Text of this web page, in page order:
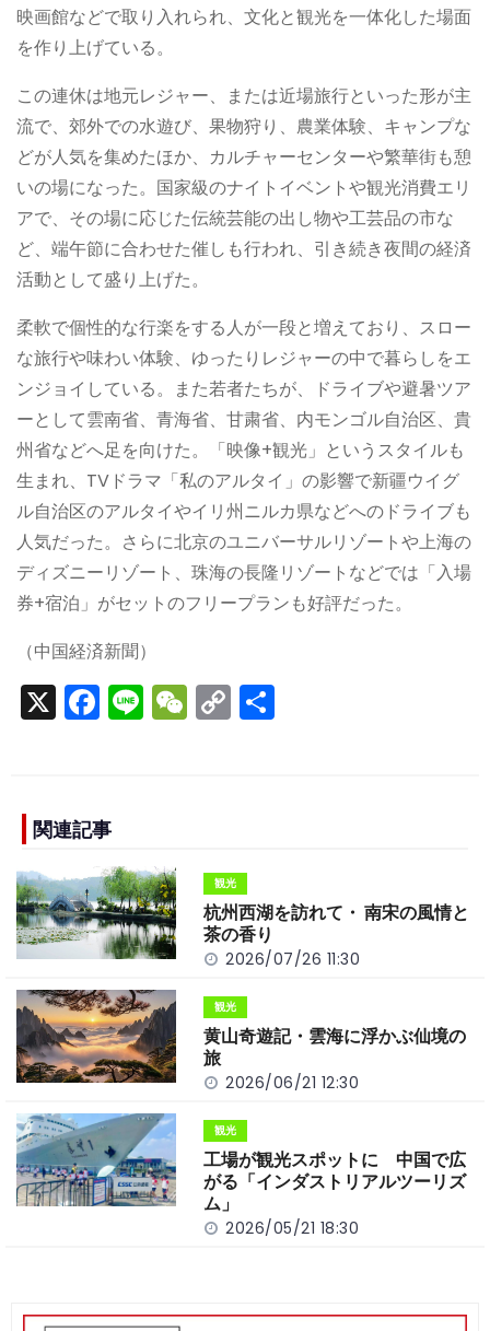
映画館などで取り入れられ、文化と観光を一体化した場面
を作り上げている。
この連休は地元レジャー、または近場旅行といった形が主
流で、郊外での水遊び、果物狩り、農業体験、キャンプな
どが人気を集めたほか、カルチャーセンターや繁華街も憩
いの場になった。国家級のナイトイベントや観光消費エリ
アで、その場に応じた伝統芸能の出し物や工芸品の市な
ど、端午節に合わせた催しも行われ、引き続き夜間の経済
活動として盛り上げた。
柔軟で個性的な行楽をする人が一段と増えており、スロー
な旅行や味わい体験、ゆったりレジャーの中で暮らしをエ
ンジョイしている。また若者たちが、ドライブや避暑ツア
ーとして雲南省、青海省、甘粛省、内モンゴル自治区、貴
州省などへ足を向けた。「映像+観光」というスタイルも
生まれ、TVドラマ「私のアルタイ」の影響で新疆ウイグ
ル自治区のアルタイやイリ州ニルカ県などへのドライブも
人気だった。さらに北京のユニバーサルリゾートや上海の
ディズニーリゾート、珠海の長隆リゾートなどでは「入場
券+宿泊」がセットのフリープランも好評だった。
（中国経済新聞）
X F
a
e
b
o
o
k
Li
n
W
e
C
o
n
k
関連記事
観光
杭州西湖を訪れて・ 南宋の風情と
茶の香り
2026/07/26 11:30
観光
黄山奇遊記・雲海に浮かぶ仙境の
旅
2026/06/21 12:30
観光
工場が観光スポットに 中国で広
がる「インダストリアルツーリズ
ム」
2026/05/21 18:30